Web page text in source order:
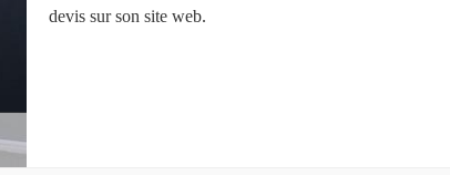
devis sur son site web.